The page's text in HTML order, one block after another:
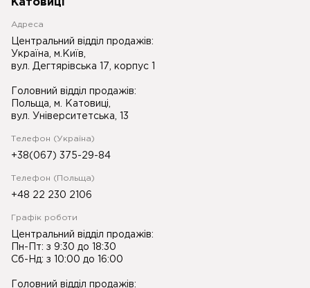
Катовиці
Адреса
Центральний відділ продажів:
Україна, м.Київ,
вул. Дегтярівська 17, корпус 1
Головний відділ продажів:
Польща, м. Катовиці,
вул. Університетська, 13
Телефон (Україна)
+38(067) 375-29-84
Телефон (Польща)
+48 22 230 2106
Графік роботи
Центральний відділ продажів:
Пн-Пт: з 9:30 до 18:30
Сб-Нд: з 10:00 до 16:00
Головний відділ продажів: